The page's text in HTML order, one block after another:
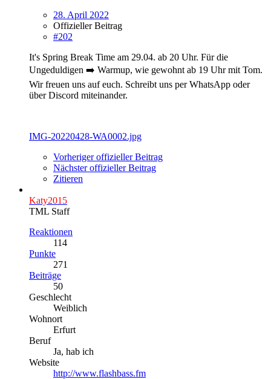
28. April 2022
Offizieller Beitrag
#202
It's Spring Break Time am 29.04. ab 20 Uhr. Für die
Ungeduldigen ➡️ Warmup, wie gewohnt ab 19 Uhr mit Tom.
Wir freuen uns auf euch. Schreibt uns per WhatsApp oder
über Discord miteinander.
IMG-20220428-WA0002.jpg
Vorheriger offizieller Beitrag
Nächster offizieller Beitrag
Zitieren
Katy2015
TML Staff
Reaktionen
114
Punkte
271
Beiträge
50
Geschlecht
Weiblich
Wohnort
Erfurt
Beruf
Ja, hab ich
Website
http://www.flashbass.fm